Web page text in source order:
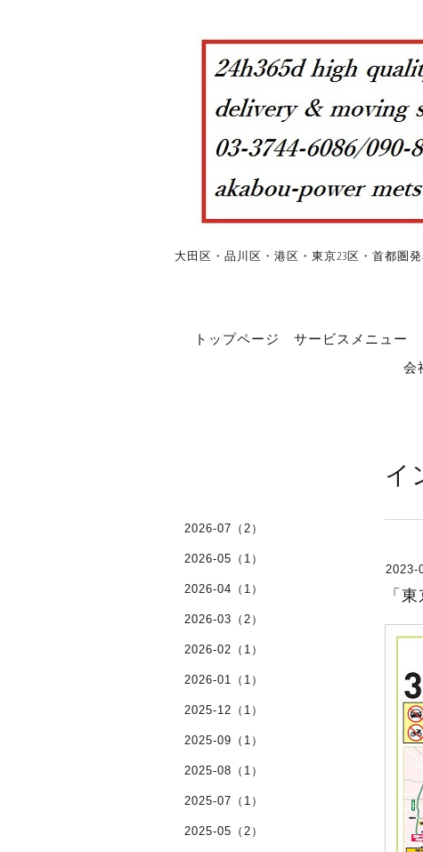
大田区・品川区・港区・東京23区・首都圏
トップページ サービスメニュー
会
イ
2023-
「
2026-07（2）
2026-05（1）
2026-04（1）
2026-03（2）
2026-02（1）
2026-01（1）
2025-12（1）
2025-09（1）
2025-08（1）
2025-07（1）
2025-05（2）